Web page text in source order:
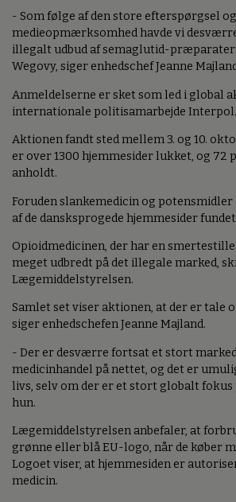
- Som følge af den store efterspørgsel og
medieopmærksomhed havde vi
illegalt udbud af semaglutid-
Wegovy, siger enhedschef Jeanne
Anmeldelserne er sket som led i global
internationale politisamarbejde Interpol.
Aktionen fandt sted mellem 3. og 10.
er over 1300 hjemmesider lukket, og 72
anholdt.
Foruden slankemedicin og potensmidler
af de dansksprogede hjemmesider
Opioidmedicinen, der har en
meget udbredt på det illegale marked,
Lægemiddelstyrelsen.
Samlet set viser aktionen, at der er tale
siger enhedschefen Jeanne Majland.
- Der er desværre fortsat et stort
medicinhandel på nettet, og det er
livs, selv om der er et stort globalt
hun.
Lægemiddelstyrelsen anbefaler, at
grønne eller blå EU-logo, når de køber
Logoet viser, at hjemmesiden er
medicin.